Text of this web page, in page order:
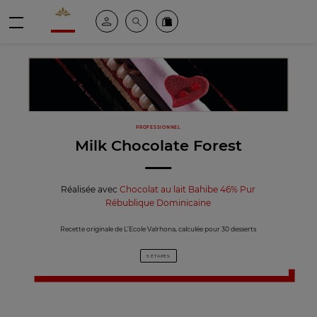
Valrhona - Imaginons le meilleur du chocolat
Espace clientRechercheCommandez en ligne
PROFESSIONNEL
Milk Chocolate Forest
Réalisée avecChocolat au lait Bahibe 46% Pur
Rébublique Dominicaine
Recette originale de L’Ecole Valrhona, calculée pour 30 desserts
5 ÉTAPES